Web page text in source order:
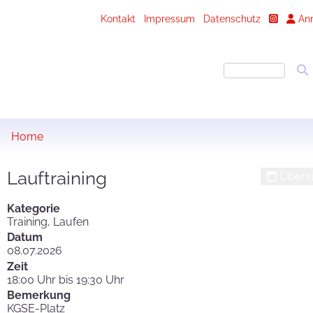
Kontakt Impressum Datenschutz
Home
Lauftraining
Kategorie
Training, Laufen
Datum
08.07.2026
Zeit
18:00 Uhr bis 19:30 Uhr
Bemerkung
KGSE-Platz